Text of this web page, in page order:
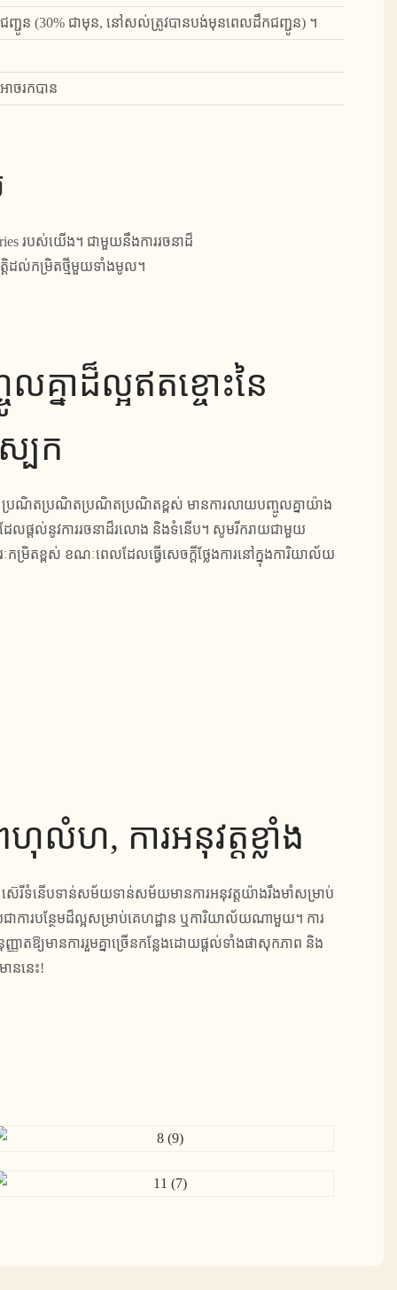
ជូន (30% ជាមុន, នៅសល់ត្រូវបានបង់មុនពេលដឹកជញ្ជូន) ។
ាចរកបាន
របស់យើង។ ជាមួយនឹងការរចនាដ៏
ដល់កម្រិតថ្មីមួយទាំងមូល។
គ្នាដ៏ល្អឥតខ្ចោះនៃ
ែក
ប្រណិតប្រណិតប្រណិតប្រណិតខ្ពស់ មានការលាយបញ្ចូលគ្នាយ៉ាង
ែលផ្តល់នូវការរចនាដ៏រលោង និងទំនើប។ សូមរីករាយជាមួយ
កម្រិតខ្ពស់ ខណៈពេលដែលធ្វើសេចក្តីថ្លែងការនៅក្នុងការិយាល័យ
ហុលំហ, ការអនុវត្តខ្លាំង
ស៊េរីទំនើបទាន់សម័យទាន់សម័យមានការអនុវត្តយ៉ាងរឹងមាំសម្រាប់
ជាការបន្ថែមដ៏ល្អសម្រាប់គេហដ្ឋាន ឬការិយាល័យណាមួយ។ ការ​
ញាត​ឱ្យ​មាន​ការ​រួម​គ្នា​ច្រើន​កន្លែង​ដោយ​ផ្តល់​ទាំង​ផាសុកភាព និង​
ាន​នេះ!